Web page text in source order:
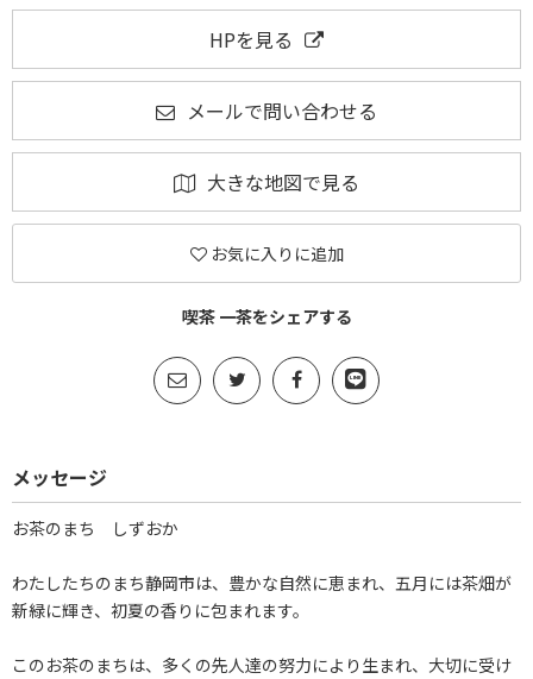
HPを見る
メールで問い合わせる
大きな地図で見る
お気に入りに追加
喫茶 一茶をシェアする
メッセージ
お茶のまち しずおか
わたしたちのまち静岡市は、豊かな自然に恵まれ、五月には茶畑が
新緑に輝き、初夏の香りに包まれます。
このお茶のまちは、多くの先人達の努力により生まれ、大切に受け